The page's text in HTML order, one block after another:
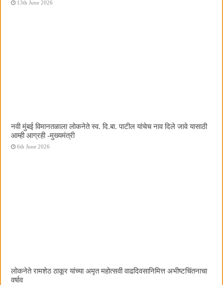
13th June 2026
नवी मुंबई विमानतळाला लोकनेते स्व. दि.बा. पाटील यांचेच नाव दिले जावे यासाठी
आम्ही आग्रही -मुख्यमंत्री
6th June 2026
लोकनेते रामशेठ ठाकूर यांच्या अमृत महोत्सवी वाढदिवसानिमित्त अभीष्टचिंतनाचा
वर्षाव